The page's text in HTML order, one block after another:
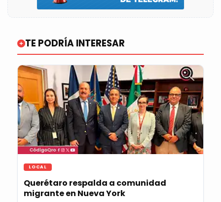
TE PODRÍA INTERESAR
LOCAL
Querétaro respalda a comunidad
migrante en Nueva York